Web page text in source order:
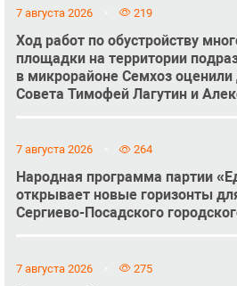
7 августа 2026 219
Ход работ по обустройству
площадки на территории
в микрорайоне Семхоз
Совета Тимофей Лагутин и
7 августа 2026 264
Народная программа партии
открывает новые горизонты
Сергиево-Посадского
7 августа 2026 275